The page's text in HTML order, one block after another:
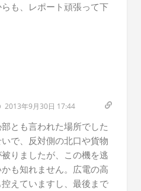
も、レポート頑張って下
2013年9月30日 17:44
とも言われた場所でした
で、反対側の北口や貨物
りましたが、この機を逃
も知れません。広電の高
えていますし、最後まで